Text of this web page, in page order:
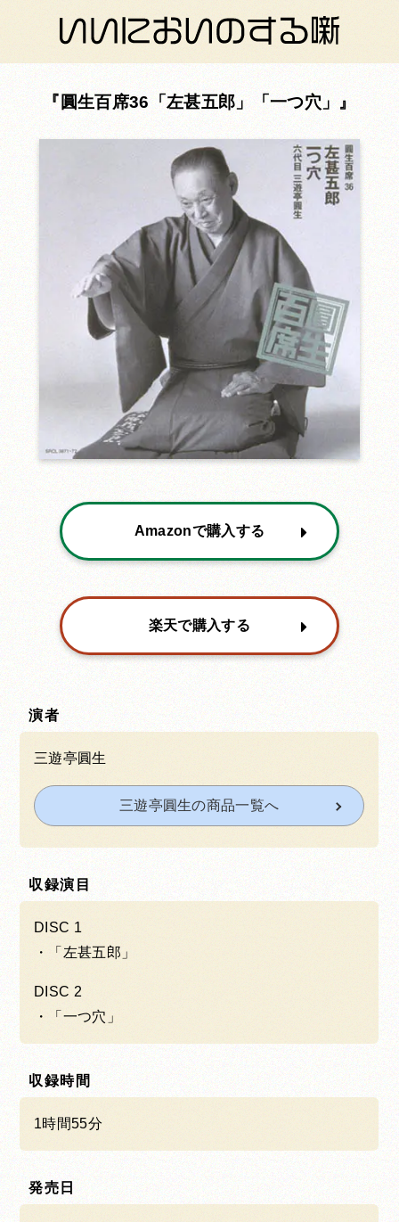
圓生百席36「左甚五郎」「一つ穴」
Amazonで購入する
楽天で購入する
演者
三遊亭圓生
三遊亭圓生の商品一覧へ
収録演目
DISC 1
「左甚五郎」
DISC 2
「一つ穴」
収録時間
1時間55分
発売日